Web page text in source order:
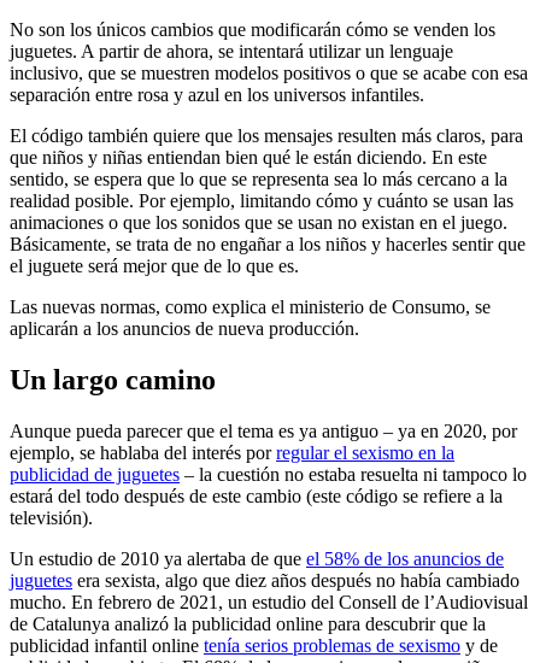
No son los únicos cambios que modificarán cómo se venden los
juguetes. A partir de ahora, se intentará utilizar un lenguaje
inclusivo, que se muestren modelos positivos o que se acabe con esa
separación entre rosa y azul en los universos infantiles.
El código también quiere que los mensajes resulten más claros, para
que niños y niñas entiendan bien qué le están diciendo. En este
sentido, se espera que lo que se representa sea lo más cercano a la
realidad posible. Por ejemplo, limitando cómo y cuánto se usan las
animaciones o que los sonidos que se usan no existan en el juego.
Básicamente, se trata de no engañar a los niños y hacerles sentir que
el juguete será mejor que de lo que es.
Las nuevas normas, como explica el ministerio de Consumo, se
aplicarán a los anuncios de nueva producción.
Un largo camino
Aunque pueda parecer que el tema es ya antiguo – ya en 2020, por
ejemplo, se hablaba del interés porregular el sexismo en la
publicidad de juguetes – la cuestión no estaba resuelta ni tampoco lo
estará del todo después de este cambio (este código se refiere a la
televisión).
Un estudio de 2010 ya alertaba de que el 58% de los anuncios de
juguetes era sexista, algo que diez años después no había cambiado
mucho. En febrero de 2021, un estudio del Consell de l’Audiovisual
de Catalunya analizó la publicidad online para descubrir que la
publicidad infantil online tenía serios problemas de sexismo y de